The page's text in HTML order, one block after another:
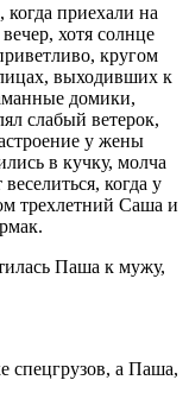
когда приехали на
хотя солнце
кругом
выходивших к
домики,
слабый ветерок,
у жены
в кучку, молча
когда у
трехлетний Саша и
Паша к мужу,
спецгрузов, а Паша,